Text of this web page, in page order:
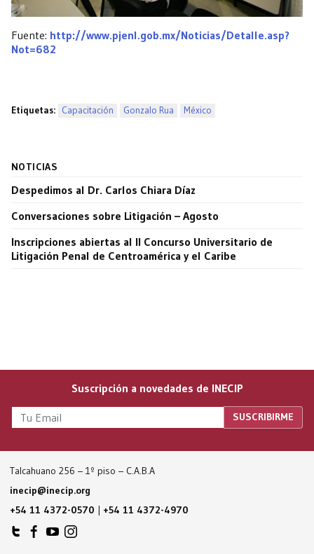
Fuente: http://www.pjenl.gob.mx/Noticias/Detalle.asp?
Not=682
Etiquetas: Capacitación Gonzalo Rua México
NOTICIAS
Despedimos al Dr. Carlos Chiara Díaz
Conversaciones sobre Litigación – Agosto
Inscripciones abiertas al II Concurso Universitario de
Litigación Penal de Centroamérica y el Caribe
Suscripción a novedades de INECIP
Talcahuano 256 – 1º piso – C.A.B.A
inecip@inecip.org
+54 11 4372-0570 | +54 11 4372-4970